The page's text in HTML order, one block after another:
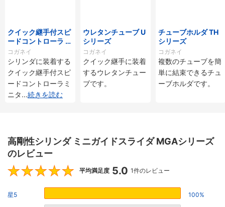
クイック継手付スピ
ードコントローラ ス
タンダードタイプ S
C□-M・SS□-Mシ
リーズ
コガネイ
シリンダに装着する
クイック継手付スピ
ードコントローラミ
ニタ...続きを読む
ウレタンチューブ U
シリーズ
コガネイ
クイック継手に装着
するウレタンチュー
ブです。
チューブホルダ TH
シリーズ
コガネイ
複数のチューブを簡
単に結束できるチュ
ーブホルダです。
高剛性シリンダ ミニガイドスライダ MGAシリーズ
のレビュー
5
平均満足度 5.0 1件のレビュー
星5 100%